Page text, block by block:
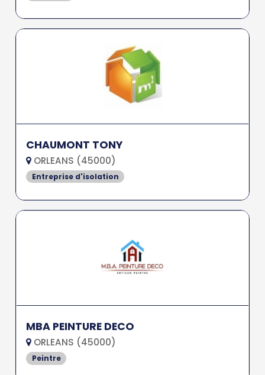
CHAUMONT TONY
ORLEANS (45000)
Entreprise d'isolation
MBA PEINTURE DECO
ORLEANS (45000)
Peintre